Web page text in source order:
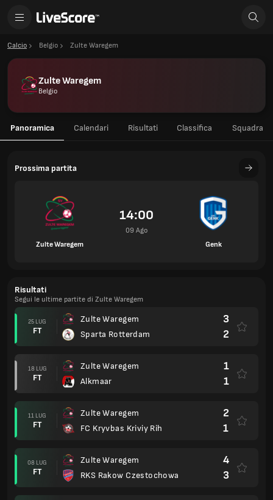
Calcio Belgio Zulte Waregem
Zulte Waregem
Belgio
Panoramica Calendari Risultati Classifica Squadra
Prossima partita
Zulte Waregem
14:00
09 Ago
Genk
Risultati
Segui le ultime partite di Zulte Waregem
25 LUG
FT
Zulte Waregem
Sparta Rotterdam
3
2
18 LUG
FT
Zulte Waregem
Alkmaar
1
1
11 LUG
FT
Zulte Waregem
FC Kryvbas Kriviy Rih
2
1
08 LUG
FT
Zulte Waregem
RKS Rakow Czestochowa
4
3